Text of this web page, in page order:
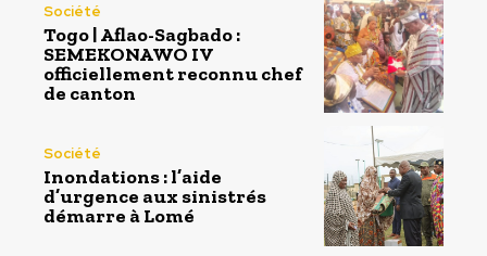
Société
Togo | Aflao-Sagbado :
SEMEKONAWO IV
officiellement reconnu chef
de canton
Société
Inondations : l’aide
d’urgence aux sinistrés
démarre à Lomé